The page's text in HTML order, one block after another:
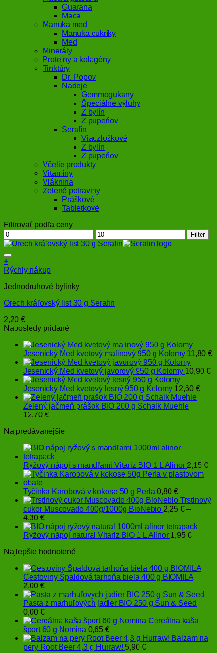
Guarana
Maca
Manuka med
Manuka cukríky
Med
Minerály
Proteíny a kolagény
Tinktúry
Dr. Popov
Nadeje
Gemmogukany
Špeciálne výluhy
Z bylín
Z pupeňov
Serafín
Viaczložkové
Z bylín
Z pupeňov
Včelie produkty
Vitamíny
Vláknina
Zelené potraviny
Práškové
Tabletkové
Filtrovať podľa ceny
Minimálna
cena
Maximálna
cena
Filter
+
Rýchly nákup
Jednodruhové bylinky
Orech kráľovský list 30 g Serafin
2,20 €
Naposledy pridané
Jesenický Med kvetový malinový 950 g Kolomy 11,80 €
Jesenický Med kvetový javorový 950 g Kolomy 10,90 €
Jesenický Med kvetový lesný 950 g Kolomy 12,60 €
Zelený jačmeň prášok BIO 200 g Schalk Muehle
12,70 €
Najpredávanejšie
Ryžový nápoj s mandľami Vitariz BIO 1 L Alinor 2,15 €
Tyčinka Karobová v kokose 50 g Perla 0,80 €
Trstinový
cukor Muscovado 400g/1000g BioNebio 2,25 € –
4,30 €Price
range:
2,25 €
4,30 €
Ryžový nápoj natural Vitariz BIO 1 L Alinor 1,95 €
Najlepšie hodnotené
Cestoviny Špaldová tarhoňa biela 400 g BIOMILA
2,00 €
Pasta z marhuľových jadier BIO 250 g Sun & Seed
0,00 €
Cereálna kaša
šport 60 g Nomina 0,65 €
Balzam na
pery Root Beer 4,3 g Hurraw! 5,90 €